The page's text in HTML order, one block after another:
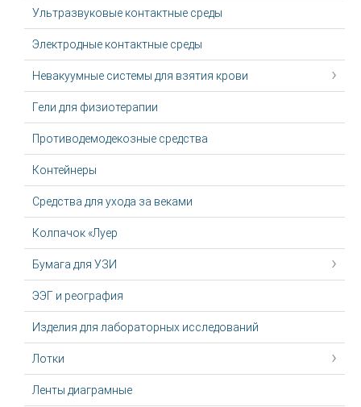
Ультразвуковые контактные среды
Электродные контактные среды
Невакуумные системы для взятия крови
Гели для физиотерапии
Противодемодекозные средства
Контейнеры
Средства для ухода за веками
Колпачок «Луер
Бумага для УЗИ
ЭЭГ и реография
Изделия для лабораторных исследований
Лотки
Ленты диаграмные